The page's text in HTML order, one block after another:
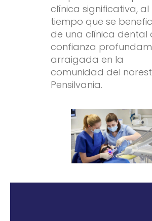
clínica significativa, al
tiempo que se
de una clínica dental
confianza
arraigada en la
comunidad del
Pensilvania.